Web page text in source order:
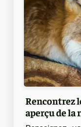
Rencontrez
aperçu de la